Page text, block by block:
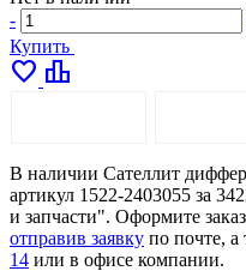
-
Купить
favorite leaderboard
В наличии Сателлит
артикул 1522-2403055 за
и запчасти". Оформите
отправив заявку по почте, а
14 или в офисе компании.